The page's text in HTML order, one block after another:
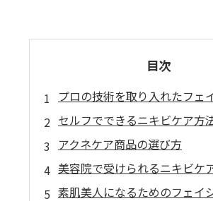
目次
プロの技術を取り入れたフェ
セルフでできるニキビケア方
アクネケア商品の選び方
美容院で受けられるニキビケ
素肌美人になるためのフェイ